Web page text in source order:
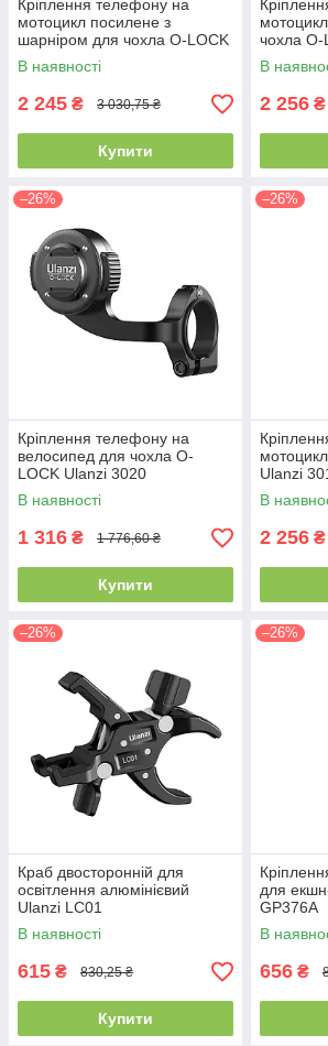
Кріплення телефону на
мотоцикл посилене з
шарніром для чохла O-LOCK
Ulanzi M008
В наявності
2 245 ₴ 3 030,75 ₴
Купити
чохла O-
В
2 256 ₴
–26%
Кріплення телефону на
велосипед для чохла O-
LOCK Ulanzi 3020
В наявності
1 316 ₴ 1 776,60 ₴
Купити
–26%
Ulanzi
В
2 256 ₴
–26%
Краб двосторонній для
освітлення алюмінієвий
Ulanzi LC01
В наявності
615 ₴ 830,25 ₴
Купити
–26%
для
GP376A
В
656 ₴